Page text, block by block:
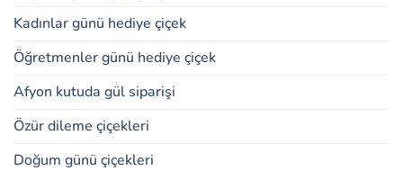
Kadınlar günü hediye çiçek
Öğretmenler günü hediye çiçek
Afyon kutuda gül siparişi
Özür dileme çiçekleri
Doğum günü çiçekleri